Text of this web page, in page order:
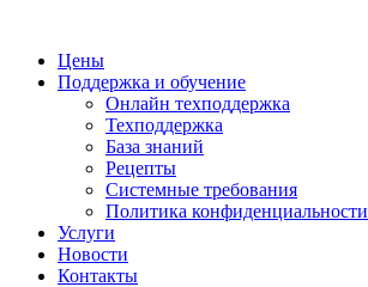
Цены
Поддержка и обучение
Онлайн техподдержка
Техподдержка
База знаний
Рецепты
Системные требования
Политика конфиденциальности
Услуги
Новости
Контакты